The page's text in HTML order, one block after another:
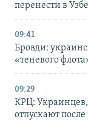
перенести в
09:41
Бровди:
«теневого
09:29
КРЦ:
отпускают